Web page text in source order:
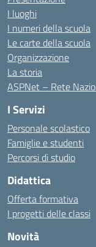
I luoghi
I numeri della scuola
Le carte della scuola
Organizzazione
La storia
ASPNet – Rete
I Servizi
Personale scolastico
Famiglie e studenti
Percorsi di studio
Didattica
Offerta formativa
I progetti delle classi
Novità